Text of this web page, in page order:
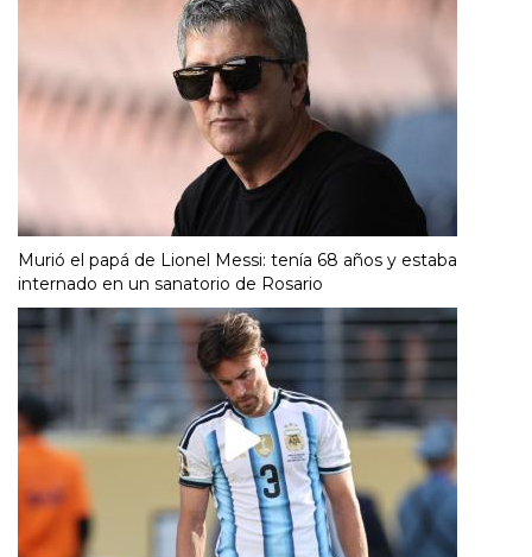
Murió el papá de Lionel Messi: tenía 68 años y estaba
internado en un sanatorio de Rosario